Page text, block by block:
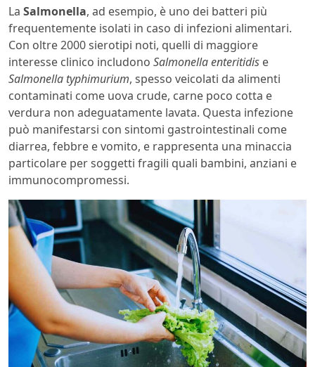
La Salmonella, ad esempio, è uno dei batteri più
frequentemente isolati in caso di infezioni alimentari.
Con oltre 2000 sierotipi noti, quelli di maggiore
interesse clinico includono Salmonella enteritidis e
Salmonella typhimurium, spesso veicolati da alimenti
contaminati come uova crude, carne poco cotta e
verdura non adeguatamente lavata. Questa infezione
può manifestarsi con sintomi gastrointestinali come
diarrea, febbre e vomito, e rappresenta una minaccia
particolare per soggetti fragili quali bambini, anziani e
immunocompromessi.